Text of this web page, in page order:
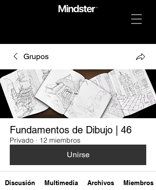
Grupos
Fundamentos de Dibujo | 46
Privado · 12 miembros
Unirse
Discusión Multimedia Archivos Miembros